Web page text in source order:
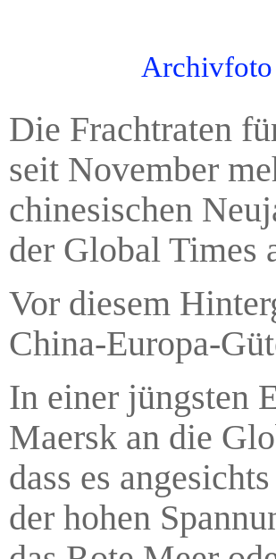
Archivfoto
Die Frachtraten
seit November
chinesischen
der Global Times
Vor diesem
China-Europa-
In einer jüngsten
Maersk an die
dass es
der hohen